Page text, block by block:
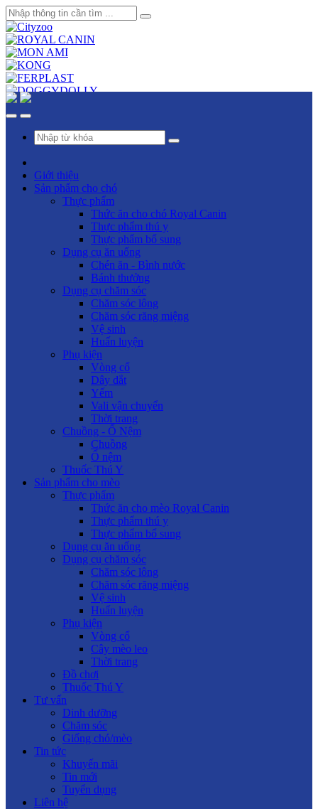
Giới thiệu
Sản phẩm cho chó
Thực phẩm
Thức ăn cho chó Royal Canin
Thực phẩm thú y
Thực phẩm bổ sung
Dụng cụ ăn uống
Chén ăn - Bình nước
Bánh thưởng
Dụng cụ chăm sóc
Chăm sóc lông
Chăm sóc răng miệng
Vệ sinh
Huấn luyện
Phụ kiện
Vòng cổ
Dây dắt
Yếm
Vali vận chuyển
Thời trang
Chuồng - Ổ Nệm
Chuồng
Ổ nệm
Thuốc Thú Y
Sản phẩm cho mèo
Thực phẩm
Thức ăn cho mèo Royal Canin
Thực phẩm thú y
Thực phẩm bổ sung
Dụng cụ ăn uống
Dụng cụ chăm sóc
Chăm sóc lông
Chăm sóc răng miệng
Vệ sinh
Huấn luyện
Phụ kiện
Vòng cổ
Cây mèo leo
Thời trang
Đồ chơi
Thuốc Thú Y
Tư vấn
Dinh dưỡng
Chăm sóc
Giống chó/mèo
Tin tức
Khuyến mãi
Tin mới
Tuyển dụng
Liên hệ